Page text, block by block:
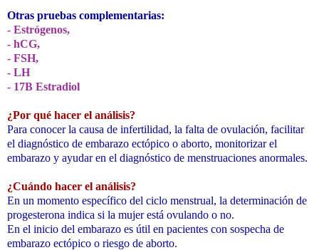
Otras pruebas complementarias:
- Estrógenos,
- hCG,
- FSH,
- LH
- 17B Estradiol
¿Por qué hacer el análisis?
Para conocer la causa de infertilidad, la falta de ovulación, facilitar
el diagnóstico de embarazo ectópico o aborto, monitorizar el
embarazo y ayudar en el diagnóstico de menstruaciones anormales.
¿Cuándo hacer el análisis?
En un momento específico del ciclo menstrual, la determinación de
progesterona indica si la mujer está ovulando o no.
En el inicio del embarazo es útil en pacientes con sospecha de
embarazo ectópico o riesgo de aborto.